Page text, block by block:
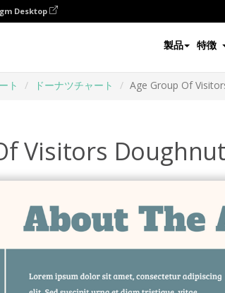
Desktop
製品 特徴
ト ドーナツチャート Age Group Of
Visitors